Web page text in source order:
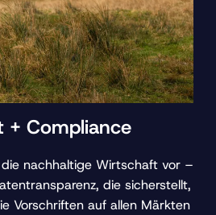
+ Compliance
nachhaltige Wirtschaft vor –
die sicherstellt,
Vorschriften auf allen Märkten